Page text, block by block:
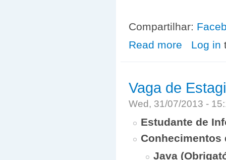
Compartilhar:
Read more about
Log in
Vaga de
Wed, 31/07/2013 -
Estudante de
Conhecimentos
Java